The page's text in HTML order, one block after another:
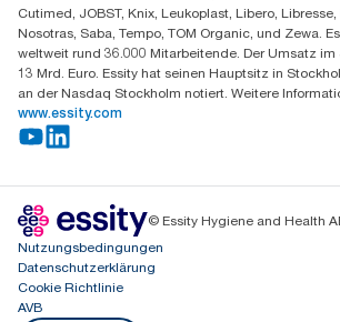
Cutimed, JOBST, Knix, Leukoplast, Libero,
Nosotras, Saba, Tempo, TOM Organic, und Zewa.
weltweit rund 36.000 Mitarbeitende. Der Umsatz
13 Mrd. Euro. Essity hat seinen Hauptsitz in
an der Nasdaq Stockholm notiert. Weitere
www.essity.com
© Essity Hygiene and Health
Nutzungsbedingungen
Datenschutzerklärung
Cookie Richtlinie
AVB